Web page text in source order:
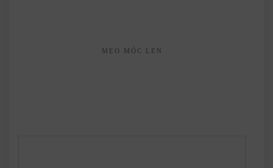
MẸO MÓC LEN